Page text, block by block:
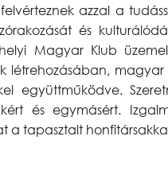
azzal a
és
Magyar Klub
magyar
együttműködve.
és egymásért.
tapasztalt honfitársakkal